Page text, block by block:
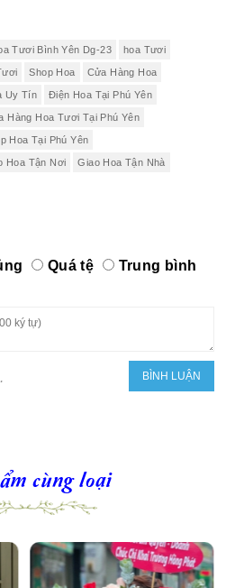
Tươi Bình Yên Dg-23 hoa Tươi
Shop Hoa Cửa Hàng Hoa
Uy Tín Điện Hoa Tại Phú Yên
Hàng Hoa Tươi Tại Phú Yên
Hoa Tại Phú Yên
Hoa Tận Nơi Giao Hoa Tận Nhà
Quá tệ
Trung bình
cùng loại